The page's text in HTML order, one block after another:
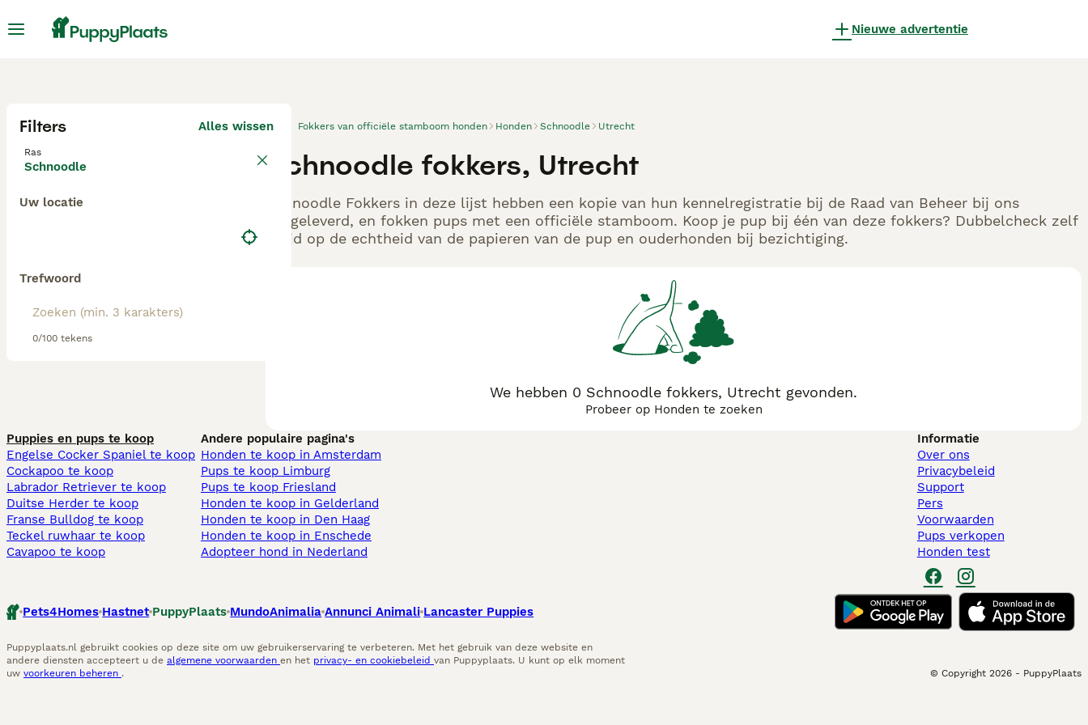
Nieuwe advertentie
Filters Alles wissen
Ras
Schnoodle
Uw locatie
Trefwoord
0/100 tekens
Fokkers van officiële stamboom honden Honden Schnoodle Utrecht
Schnoodle fokkers, Utrecht
Schnoodle Fokkers in deze lijst hebben een kopie van hun kennelregistratie bij de Raad van Beheer bij ons
aangeleverd, en fokken pups met een officiële stamboom. Koop je pup bij één van deze fokkers? Dubbelcheck zelf
altijd op de echtheid van de papieren van de pup en ouderhonden bij bezichtiging.
We hebben 0 Schnoodle fokkers, Utrecht gevonden.
Probeer op Honden te zoeken
Puppies en pups te koop
Engelse Cocker Spaniel te koop
Cockapoo te koop
Labrador Retriever te koop
Duitse Herder te koop
Franse Bulldog te koop
Teckel ruwhaar te koop
Cavapoo te koop
Andere populaire pagina's
Honden te koop in Amsterdam
Pups te koop Limburg​
Pups te koop Friesland​
Honden te koop in Gelderland
Honden te koop in Den Haag
Honden te koop in Enschede
Adopteer hond in Nederland
Informatie
Over ons
Privacybeleid
Support
Pers
Voorwaarden
Pups verkopen
Honden test
Pets4Homes Hastnet PuppyPlaats MundoAnimalia Annunci Animali Lancaster Puppies
Puppyplaats.nl gebruikt cookies op deze site om uw gebruikerservaring te verbeteren. Met het gebruik van deze website en
andere diensten accepteert u de algemene voorwaarden en het privacy- en cookiebeleid van Puppyplaats. U kunt op elk moment
uw voorkeuren beheren . © Copyright 2026 - PuppyPlaats